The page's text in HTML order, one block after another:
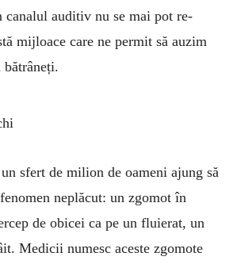
canalul auditiv nu se mai pot re­
mijloace care ne per­mit să auzim
bătrâ­neți.
sfert de milion de oa­meni ajung să
ne­plăcut: un zgomot în
de obicei ca pe un fluierat, un
Medicii numesc aceste zgomote